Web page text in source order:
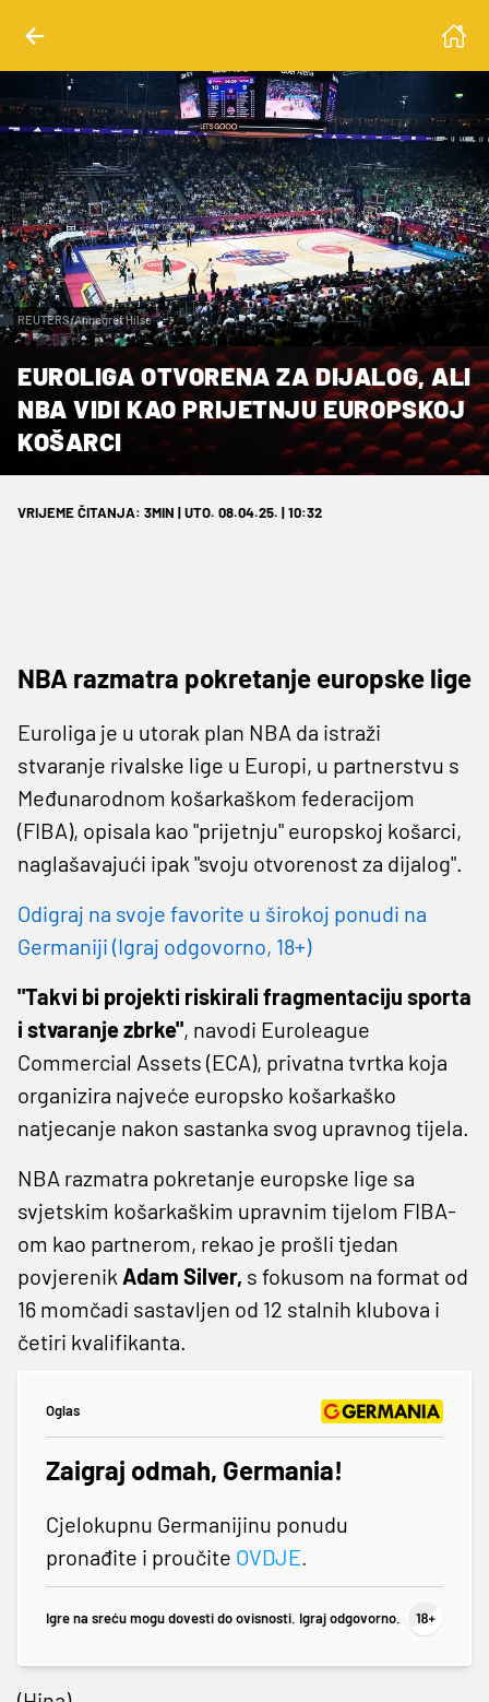
REUTERS/Annegret Hilse
EUROLIGA OTVORENA ZA DIJALOG, ALI
NBA VIDI KAO PRIJETNJU EUROPSKOJ
KOŠARCI
VRIJEME ČITANJA: 3MIN | UTO. 08.04.25. | 10:32
NBA razmatra pokretanje europske lige
Euroliga je u utorak plan NBA da istraži
stvaranje rivalske lige u Europi, u partnerstvu s
Međunarodnom košarkaškom federacijom
(FIBA), opisala kao "prijetnju" europskoj košarci,
naglašavajući ipak "svoju otvorenost za dijalog".
Odigraj na svoje favorite u širokoj ponudi na
Germaniji (Igraj odgovorno, 18+)
"Takvi bi projekti riskirali fragmentaciju sporta
i stvaranje zbrke", navodi Euroleague
Commercial Assets (ECA), privatna tvrtka koja
organizira najveće europsko košarkaško
natjecanje nakon sastanka svog upravnog tijela.
NBA razmatra pokretanje europske lige sa
svjetskim košarkaškim upravnim tijelom FIBA-
om kao partnerom, rekao je prošli tjedan
povjerenik Adam Silver, s fokusom na format od
16 momčadi sastavljen od 12 stalnih klubova i
četiri kvalifikanta.
Oglas
Zaigraj odmah, Germania!
Cjelokupnu Germanijinu ponudu
pronađite i proučite OVDJE.
Igre na sreću mogu dovesti do ovisnosti. Igraj odgovorno.